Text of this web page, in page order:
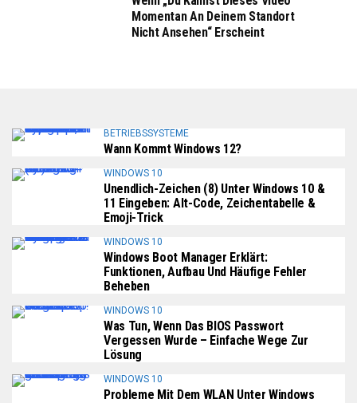
Momentan An Deinem Standort
Nicht Ansehen“ Erscheint
BETRIEBSSYSTEME
Wann Kommt Windows 12?
WINDOWS 10
Unendlich-Zeichen (8) Unter Windows 10 &
11 Eingeben: Alt-Code, Zeichentabelle &
Emoji-Trick
WINDOWS 10
Windows Boot Manager Erklärt:
Funktionen, Aufbau Und Häufige Fehler
Beheben
WINDOWS 10
Was Tun, Wenn Das BIOS Passwort
Vergessen Wurde – Einfache Wege Zur
Lösung
WINDOWS 10
Probleme Mit Dem WLAN Unter Windows